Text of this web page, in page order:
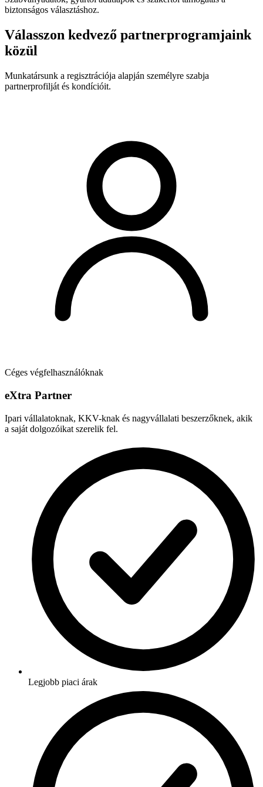
biztonságos választáshoz.
Válasszon kedvező partnerprogramjaink
közül
Munkatársunk a regisztrációja alapján személyre szabja
partnerprofilját és kondícióit.
Céges végfelhasználóknak
eXtra Partner
Ipari vállalatoknak, KKV-knak és nagyvállalati beszerzőknek, akik
a saját dolgozóikat szerelik fel.
Legjobb piaci árak